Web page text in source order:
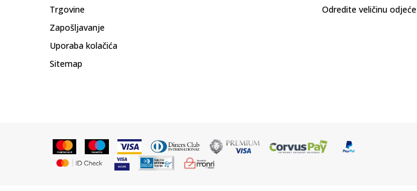
Trgovine
Zapošljavanje
Uporaba kolačića
Sitemap
Odredite veličinu odjeće